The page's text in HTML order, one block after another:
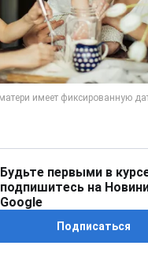
Будьте первыми в
подпишитесь на
Google
Подписаться